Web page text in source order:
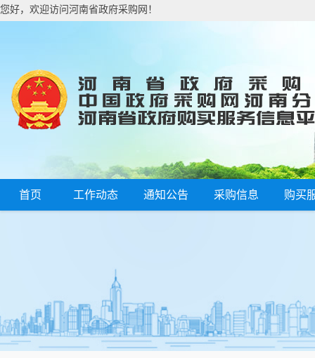
您好，欢迎访问河南省政府采购网！
首页 工作动态 通知公告 采购信息 购买